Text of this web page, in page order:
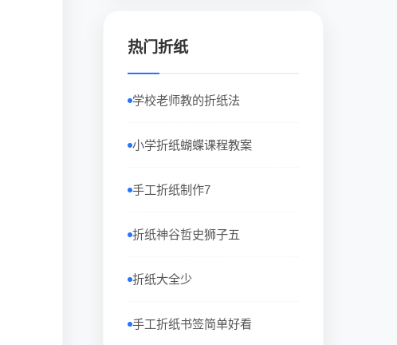
热门折纸
学校老师教的折纸法
小学折纸蝴蝶课程教案
手工折纸制作7
折纸神谷哲史狮子五
折纸大全少
手工折纸书签简单好看